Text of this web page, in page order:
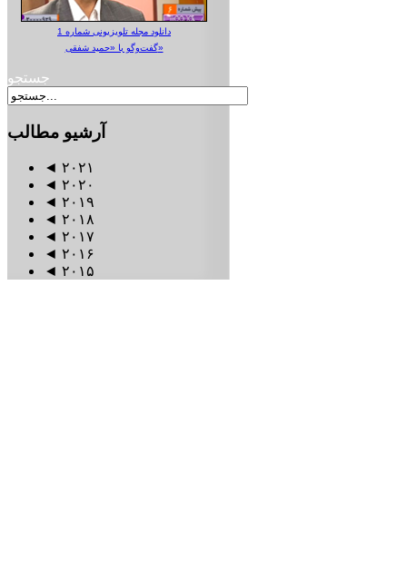
دانلود مجله تلویزیونی شماره 1
گفت‌وگو با «حمید شفقی»
جستجو
آرشیو مطالب
◄ ۲۰۲۱
◄ ۲۰۲۰
◄ ۲۰۱۹
◄ ۲۰۱۸
◄ ۲۰۱۷
◄ ۲۰۱۶
◄ ۲۰۱۵